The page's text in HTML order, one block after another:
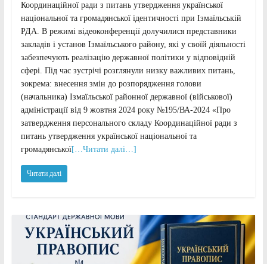
Координаційної ради з питань утвердження української
національної та громадянської ідентичності при Ізмаїльській
РДА. В режимі відеоконференції долучилися представники
закладів і установ Ізмаїльського району, які у своїй діяльності
забезпечують реалізацію державної політики у відповідній
сфері. Під час зустрічі розглянули низку важливих питань,
зокрема: внесення змін до розпорядження голови
(начальника) Ізмаїльської районної державної (військової)
адміністрації від 9 жовтня 2024 року №195/ВА-2024 «Про
затвердження персонального складу Координаційної ради з
питань утвердження української національної та
громадянської[…Читати далі…]
Читати далі